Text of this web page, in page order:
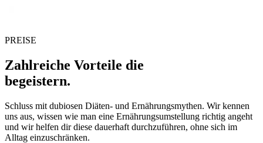
PREISE
Zahlreiche Vorteile die
begeistern.
Schluss mit dubiosen Diäten- und Ernährungsmythen. Wir kennen
uns aus, wissen wie man eine Ernährungsumstellung richtig angeht
und wir helfen dir diese dauerhaft durchzuführen, ohne sich im
Alltag einzuschränken.